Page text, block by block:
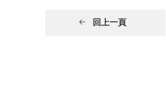
回上一頁